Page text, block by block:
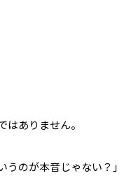
ありません。
のが本音じゃない？」